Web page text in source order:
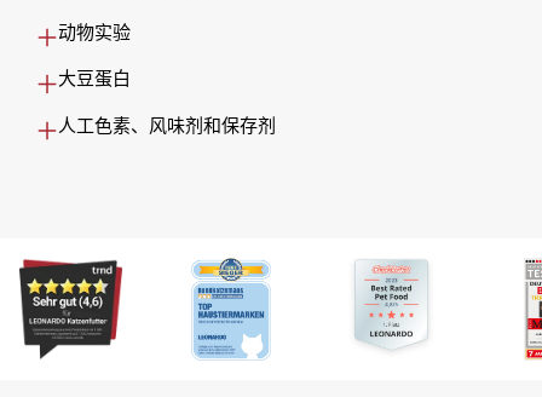
动物实验
大豆蛋白
人工色素、风味剂和保存剂